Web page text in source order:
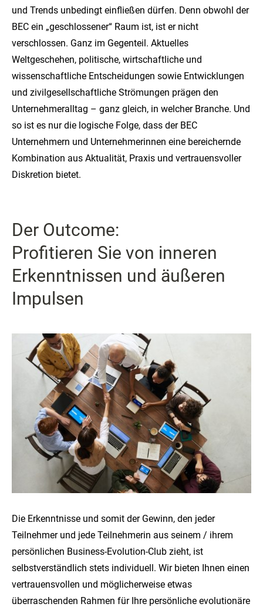
und Trends unbedingt einfließen dürfen. Denn obwohl der
BEC ein „geschlossener“ Raum ist, ist er nicht
verschlossen. Ganz im Gegenteil. Aktuelles
Weltgeschehen, politische, wirtschaftliche und
wissenschaftliche Entscheidungen sowie Entwicklungen
und zivilgesellschaftliche Strömungen prägen den
Unternehmeralltag – ganz gleich, in welcher Branche. Und
so ist es nur die logische Folge, dass der BEC
Unternehmern und Unternehmerinnen eine bereichernde
Kombination aus Aktualität, Praxis und vertrauensvoller
Diskretion bietet.
Der Outcome:
Profitieren Sie von inneren
Erkenntnissen und äußeren
Impulsen
Die Erkenntnisse und somit der Gewinn, den jeder
Teilnehmer und jede Teilnehmerin aus seinem / ihrem
persönlichen Business-Evolution-Club zieht, ist
selbstverständlich stets individuell. Wir bieten Ihnen einen
vertrauensvollen und möglicherweise etwas
überraschenden Rahmen für Ihre persönliche evolutionäre